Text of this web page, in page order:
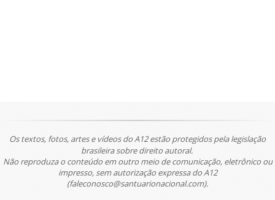
Os textos, fotos, artes e vídeos do A12 estão protegidos pela legislação
brasileira sobre direito autoral.
Não reproduza o conteúdo em outro meio de comunicação, eletrônico ou
impresso, sem autorização expressa do A12
(faleconosco@santuarionacional.com).